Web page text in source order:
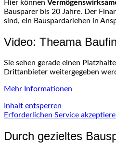
Hier können
Bausparer bis 20 Jahre. Der
sind, ein Bauspardarlehen in
Video: Theama
Sie sehen gerade einen
Drittanbieter weitergegeben
Mehr Informationen
Inhalt entsperren
Erforderlichen Service
Durch gezieltes